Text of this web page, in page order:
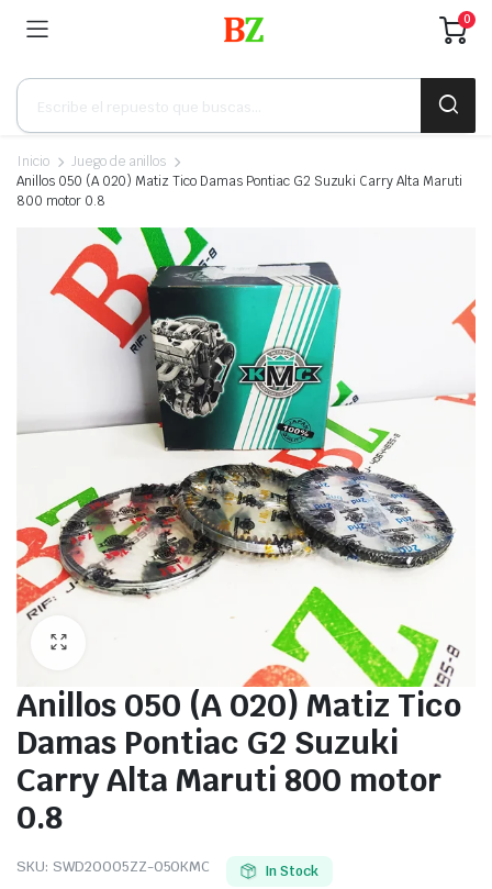
0
Búsqueda
productos
Inicio
Juego de anillos
Anillos 050 (A 020) Matiz Tico Damas Pontiac G2 Suzuki Carry Alta Maruti
800 motor 0.8
Anillos 050 (A 020) Matiz Tico
Damas Pontiac G2 Suzuki
Carry Alta Maruti 800 motor
0.8
SKU: SWD20005ZZ-050KMC In Stock